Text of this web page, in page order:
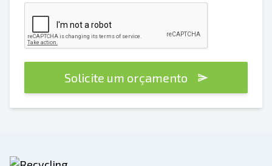
Solicite um orçamento